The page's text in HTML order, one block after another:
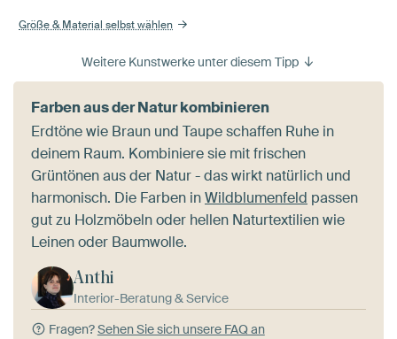
Größe & Material selbst wählen
Weitere Kunstwerke unter diesem Tipp
Farben aus der Natur kombinieren
Erdtöne wie Braun und Taupe schaffen Ruhe in
deinem Raum. Kombiniere sie mit frischen
Grüntönen aus der Natur - das wirkt natürlich und
harmonisch. Die Farben inWildblumenfeld passen
gut zu Holzmöbeln oder hellen Naturtextilien wie
Leinen oder Baumwolle.
Anthi
Interior-Beratung & Service
Fragen?Sehen Sie sich unsere FAQ an